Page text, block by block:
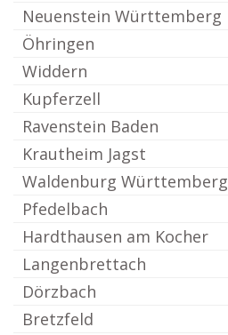
Neuenstein Württemberg
Öhringen
Widdern
Kupferzell
Ravenstein Baden
Krautheim Jagst
Waldenburg Württemberg
Pfedelbach
Hardthausen am Kocher
Langenbrettach
Dörzbach
Bretzfeld